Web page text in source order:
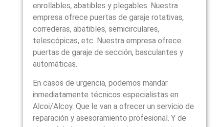
enrollables, abatibles y plegables. Nuestra
empresa ofrece puertas de garaje rotativas,
correderas, abatibles, semicirculares,
telescópicas, etc. Nuestra empresa ofrece
puertas de garaje de sección, basculantes y
automáticas.
En casos de urgencia, podemos mandar
inmediatamente técnicos especialistas en
Alcoi/Alcoy. Que le van a ofrecer un servicio de
reparación y asesoramiento profesional. Y de